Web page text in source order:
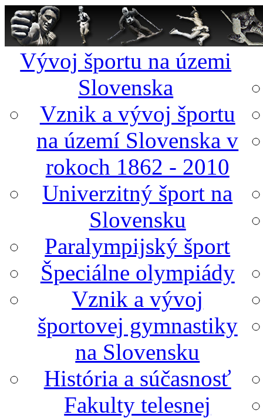
Vývoj športu na územi
Slovenska
Vznik a vývoj športu
na území Slovenska v
rokoch 1862 - 2010
Univerzitný šport na
Slovensku
Paralympijský šport
Špeciálne olympiády
Vznik a vývoj
športovej gymnastiky
na Slovensku
História a súčasnosť
Fakulty telesnej